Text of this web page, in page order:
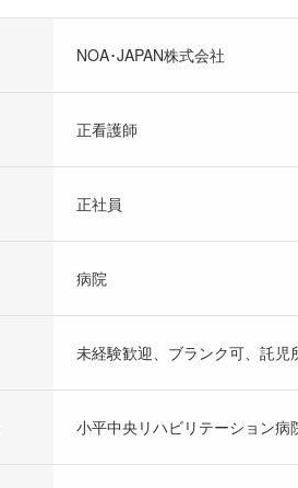
NOA･JAPAN株式会社
正看護師
正社員
病院
未経験歓迎、ブランク可、託児
小平中央リハビリテーション病